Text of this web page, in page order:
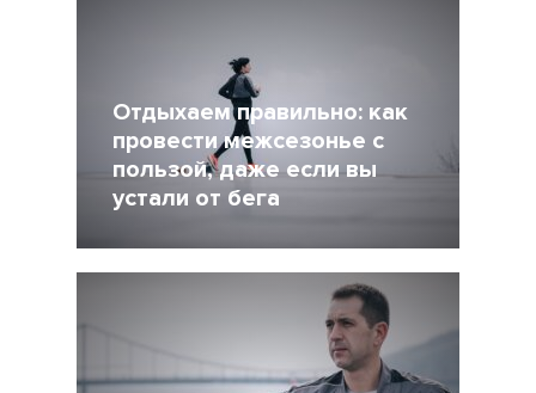
Отдыхаем правильно: как
провести межсезонье с
пользой, даже если вы
устали от бега